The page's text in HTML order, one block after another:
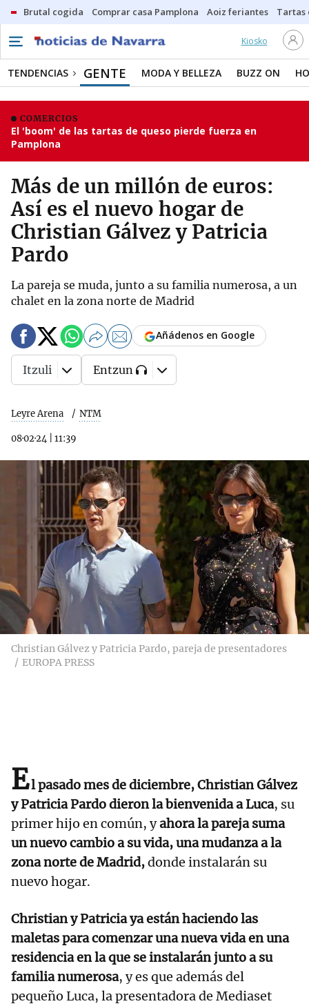
Brutal cogida Comprar casa Pamplona Aoiz feriantes Tartas
Kiosko
TENDENCIAS GENTE MODA Y BELLEZA BUZZ ON
COMERCIOS
El 'boom' de las tartas de queso pierde fuerza en
Pamplona
Más de un millón de euros:
Así es el nuevo hogar de
Christian Gálvez y Patricia
Pardo
La pareja se muda, junto a su familia numerosa, a un
chalet en la zona norte de Madrid
Leyre Arena NTM
08·02·24 11:39
Añádenos en Google
Itzuli Entzun
Christian Gálvez y Patricia Pardo, pareja de presentadores
EUROPA PRESS
El pasado mes de diciembre, Christian Gálvez
y Patricia Pardo dieron la bienvenida a Luca, su
primer hijo en común, yahora la pareja suma
un nuevo cambio a su vida, una mudanza a la
zona norte de Madrid,donde instalarán su
nuevo hogar.
Christian y Patricia ya están haciendo las
maletas para comenzar una nueva vida en una
residencia en la que se instalarán junto a su
familia numerosa, y es que además del
pequeño Luca, la presentadora de Mediaset